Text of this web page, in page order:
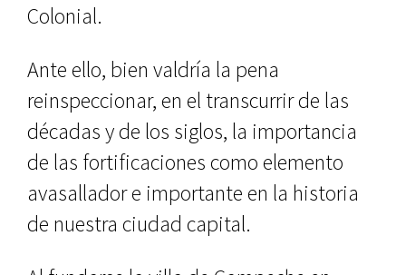
Colonial.
Ante ello, bien valdría la pena
reinspeccionar, en el transcurrir de las
décadas y de los siglos, la impor­tancia
de las fortificaciones como ele­mento
avasallador e importante en la historia
de nuestra ciudad capital.